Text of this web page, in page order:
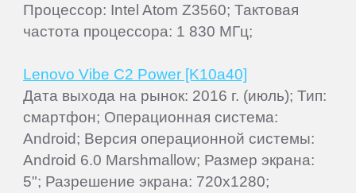
Процессор: Intel Atom Z3560; Тактовая
частота процессора: 1 830 МГц;
Lenovo Vibe C2 Power [K10a40]
Дата выхода на рынок: 2016 г. (июль); Тип:
смартфон; Операционная система:
Android; Версия операционной системы:
Android 6.0 Marshmallow; Размер экрана:
5"; Разрешение экрана: 720x1280;